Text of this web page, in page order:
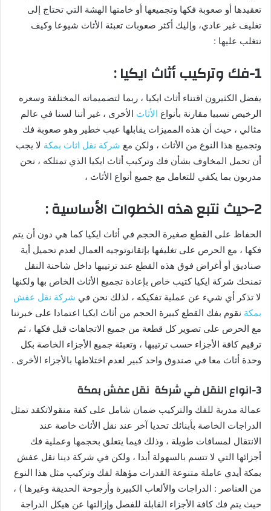
تعقيدها أو صعوبة فكها وتجميعها أو خامتها الهشة التي تحتاج إلى
تغليف غير عادي، وإليك أكثر صعوبات تعبئة الأثاث شيوعا وكيف
نتغلب عليها :
1-فك وتركيب أثاث ايكيا :
يفضل الكثيرون اقتناء أثاث ايكيا ، ربما لتصميماته المختلفة وسعره
الرخيص نسبيا مقارنة بأنواع الأثاث الأخرى ، غير أننا لسنا في عالم
مثالي ، حيث أن هذه المميزات يقابلها عيب خطير وهو صعوبة فك
وتجميع هذا النوع من الأثاث ، ولكن مع شركة نقل اثاث بمكة لا يجب
أن تحمل المخاوف بشأن فك وتركيب أثاث ايكيا الذي تمتلكه ، نحن
مدربون بما يكفي للتعامل مع جميع أنواع الأثاث ،
2-حيث نتبع هذه الخطوات الأساسية :
الحفاظ على القطع صغيرة الحجم في أثاث ايكيا كما هي دون أن يتم
فكها ، مع الحرص على تغليفها بإتقانوتوجيه العمال لعدم تحميل أية
صناديق أو أغراض فوق هذه القطع عند ترتيبها داخل شاحنة النقل
تمنحك شركة ايكيا كتيب خاص بإعادة تجميع الأثاث الخاص بها ولكنها
لا تذكر أي شيء عن عملية تفكيكه ، لذلك نحن في شركة نقل عفش
بمكة نقوم بفك القطع كبيرة الحجم من أثاث ايكيا اعتمادا على خبرتنا
مع الحرص على تصوير كل قطعة من جميع الاتجاهات قبل فكها ، ثم
ترقيم كافة الأجزاء حسب ترتيبها ، وتعبئة جميع الأجزاء الخاصة بكل
وحدة أثاث معا في صندوق واحد كبير لعدم اختلاطها بالأجزاء الأخرى .
3-انواع النقل في شركة نقل عفش بمكة
عمالة مدربة للفك والتركيب ضمان شامل على كفة منقولاتكقد تمثل
الدراجات الخاصة بأبنائك تحديا آخر عند نقل الأثاث خاصة عند
الانتقال لمسافات طويلة ، وذلك فيما يتعلق بحجمها وعملية فك
أجزائها التي لا تتسم بالسهولة أبدا ، ولكن في شركة دينا نقل عفش
بمكة أيدي عاملة متنوعة القدرات مؤهلة لفك وتركيب مثل هذا النوع
من العناصر : الدراجات والألعاب الكبيرة وأرجوحة الحديقة وغيرها ) ،
حيث يتم فك كافة الأجزاء القابلة للفصل وإزالتها عن هيكل الدراجة